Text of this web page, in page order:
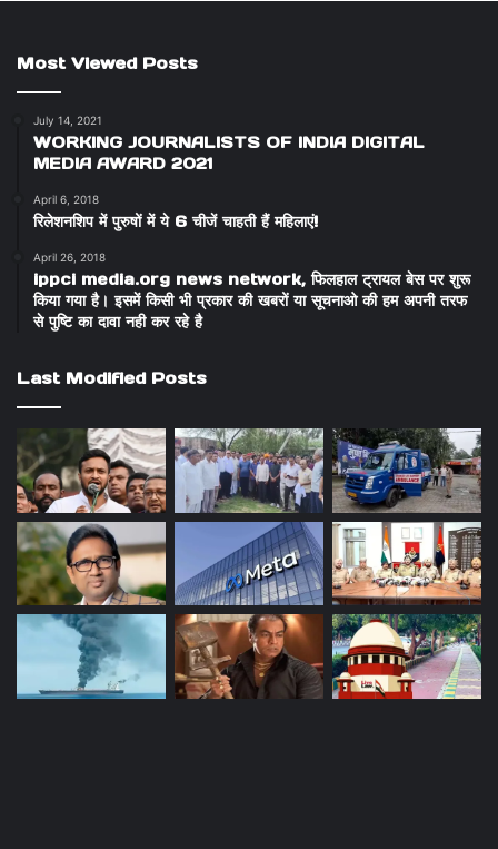
Most Viewed Posts
July 14, 2021
WORKING JOURNALISTS OF INDIA DIGITAL
MEDIA AWARD 2021
April 6, 2018
रिलेशनशिप में पुरुषों में ये 6 चीजें चाहती हैं महिलाएं!
April 26, 2018
ippci media.org news network, फिलहाल ट्रायल बेस पर शुरू
किया गया है। इसमें किसी भी प्रकार की खबरों या सूचनाओ की हम अपनी तरफ
से पुष्टि का दावा नही कर रहे है
Last Modified Posts